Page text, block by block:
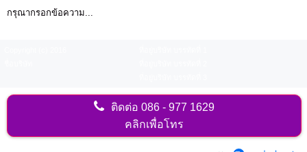
กรุณากรอกข้อความ...
ติดต่อ 086 - 977 1629
คลิกเพื่อโทร